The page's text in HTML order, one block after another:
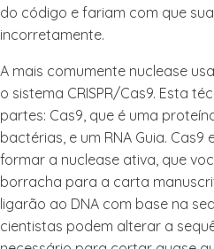
do código e fariam com que
incorretamente.
A mais comumente nuclease
o sistema CRISPR/Cas9. Esta
partes: Cas9, que é uma
bactérias, e um RNA Guia. Cas9
formar a nuclease ativa, que
borracha para a carta
ligarão ao DNA com base na
cientistas podem alterar a